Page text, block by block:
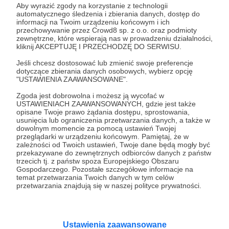
Aby wyrazić zgody na korzystanie z technologii
automatycznego śledzenia i zbierania danych, dostęp do
informacji na Twoim urządzeniu końcowym i ich
przechowywanie przez Crowd8 sp. z o.o. oraz podmioty
zewnętrzne, które wspierają nas w prowadzeniu działalności,
kliknij AKCEPTUJĘ I PRZECHODZĘ DO SERWISU.
Jeśli chcesz dostosować lub zmienić swoje preferencje
dotyczące zbierania danych osobowych, wybierz opcję
"USTAWIENIA ZAAWANSOWANE".
Zgoda jest dobrowolna i możesz ją wycofać w
USTAWIENIACH ZAAWANSOWANYCH, gdzie jest także
opisane Twoje prawo żądania dostępu, sprostowania,
usunięcia lub ograniczenia przetwarzania danych, a także w
dowolnym momencie za pomocą ustawień Twojej
przeglądarki w urządzeniu końcowym. Pamiętaj, że w
zależności od Twoich ustawień, Twoje dane będą mogły być
przekazywane do zewnętrznych odbiorców danych z państw
trzecich tj. z państw spoza Europejskiego Obszaru
Gospodarczego. Pozostałe szczegółowe informacje na
temat przetwarzania Twoich danych w tym celów
przetwarzania znajdują się w naszej polityce prywatności.
Ustawienia zaawansowane
W tym miejscu powinna być zewnętrzna
treść
Aby zobaczyć treść musisz zmienić ustawienia
polityki prywatności
przeprowadziliśmy internetowe rekolekcje
adwentowe
Rozwiń opis
Cele
Jak trwoga do do B(l)oga!
25 000 zł
20 080 zł
brakuje
19%
Naszą pasją jest dzielenie się
doświadczeniem Pana Boga z innymi
i głoszenie Dobrej Nowiny. Wiemy,
że, jak pisał św. Jan Ewangelista,
jeśli się je wygłasza monotonnie i w